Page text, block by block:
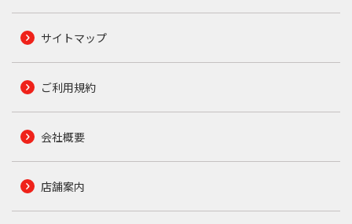
サイトマップ
ご利用規約
会社概要
店舗案内